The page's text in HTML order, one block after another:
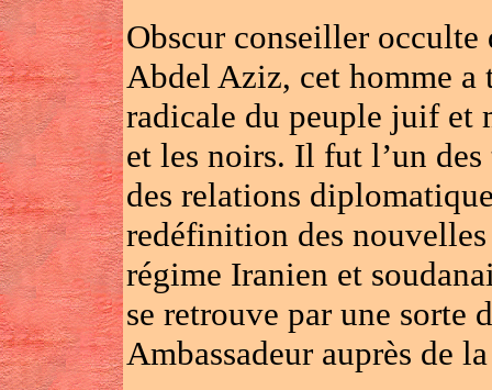
Obscur conseiller
Abdel Aziz, cet homme
radicale du peuple juif et
et les noirs. Il fut l’un
des relations
redéfinition des
régime Iranien et
se retrouve par une sorte
Ambassadeur auprès de